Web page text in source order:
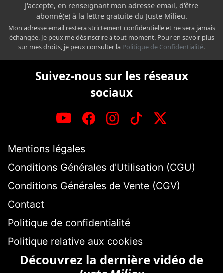
J'accepte, en renseignant mon adresse email, d'être
abonné(e) à la lettre gratuite du Juste Milieu.
Mon adresse email restera strictement confidentielle et ne sera jamais
échangée. Je peux me désinscrire à tout moment. Pour en savoir plus
sur mes droits, je peux consulter la Politique de Confidentialité.
Suivez-nous sur les réseaux
sociaux
Mentions légales
Conditions Générales d'Utilisation (CGU)
Conditions Générales de Vente (CGV)
Contact
Politique de confidentialité
Politique relative aux cookies
Découvrez la dernière vidéo de